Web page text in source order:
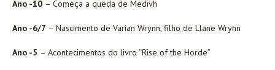
Ano -10 – Começa a queda de Medivh
Ano -6/7 – Nascimento de Varian Wrynn, filho de Llane Wrynn
Ano -5 – Acontecimentos do livro “Rise of the Horde”